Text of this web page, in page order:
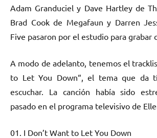
Adam Granduciel y Dave Hartley de
Brad Cook de Megafaun y Darren
Five pasaron por el estudio para grabar
A modo de adelanto, tenemos el
to Let You Down“, el tema que da
escuchar. La canción había sido
pasado en el programa televisivo de
01. I Don’t Want to Let You Down